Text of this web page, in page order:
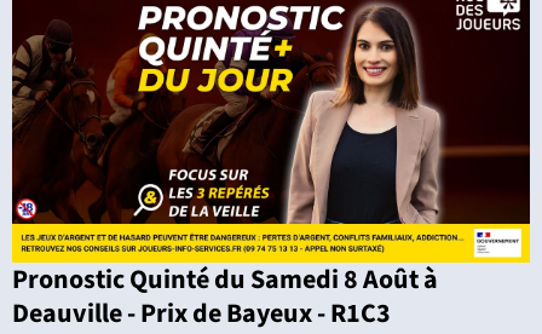
Pronostic Quinté du Samedi 8 Août à
Deauville - Prix de Bayeux - R1C3